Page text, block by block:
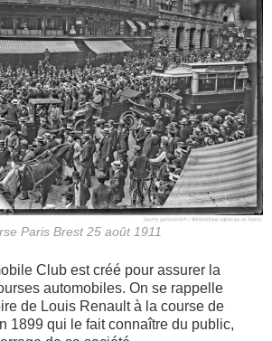
Paris Brest 25 août 1911
Club est créé pour assurer la
automobiles. On se rappelle
de Louis Renault à la course de
1899 qui le fait connaître du public,